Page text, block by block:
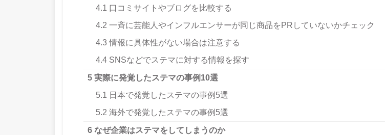
4.1 口コミサイトやブログを比較する
4.2 一斉に芸能人やインフルエンサーが同じ商品をPRしていないかチェック
4.3 情報に具体性がない場合は注意する
4.4 SNSなどでステマに対する情報を探す
5 実際に発覚したステマの事例10選
5.1 日本で発覚したステマの事例5選
5.2 海外で発覚したステマの事例5選
6 なぜ企業はステマをしてしまうのか